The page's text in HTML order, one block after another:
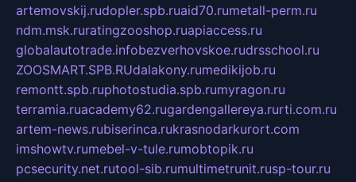
artemovskij.rudopler.spb.ruaid70.rumetall-perm.ru
ndm.msk.ruratingzooshop.ruapiaccess.ru
globalautotrade.infobezverhovskoe.rudrsschool.ru
ZOOSMART.SPB.RUdalakony.rumedikijob.ru
remontt.spb.ruphotostudia.spb.rumyragon.ru
terramia.ruacademy62.rugardengallereya.rurti.com.ru
artem-news.rubiserinca.rukrasnodarkurort.com
imshowtv.rumebel-v-tule.rumobtopik.ru
pcsecurity.net.rutool-sib.rumultimetrunit.rusp-tour.ru